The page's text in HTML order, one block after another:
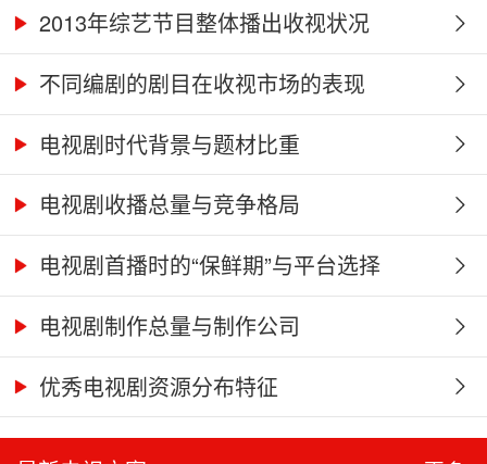
2013年综艺节目整体播出收视状况
不同编剧的剧目在收视市场的表现
电视剧时代背景与题材比重
电视剧收播总量与竞争格局
电视剧首播时的“保鲜期”与平台选择
电视剧制作总量与制作公司
优秀电视剧资源分布特征